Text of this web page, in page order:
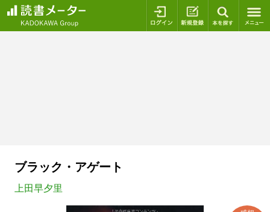
ログイン 新規登録
ブラック・アゲート
上田早夕里